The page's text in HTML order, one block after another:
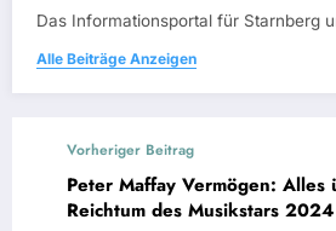
Das Informationsportal für Starnberg
Alle Beiträge Anzeigen
Vorheriger Beitrag
Peter Maffay Vermögen: Alles
Reichtum des Musikstars 2024